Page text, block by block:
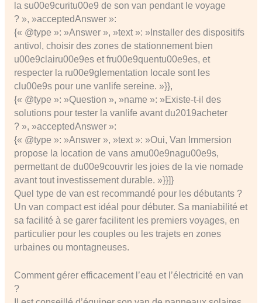
la su00e9curitu00e9 de son van pendant le voyage
? », »acceptedAnswer »:
{« @type »: »Answer », »text »: »Installer des dispositifs
antivol, choisir des zones de stationnement bien
u00e9clairu00e9es et fru00e9quentu00e9es, et
respecter la ru00e9glementation locale sont les
clu00e9s pour une vanlife sereine. »}},
{« @type »: »Question », »name »: »Existe-t-il des
solutions pour tester la vanlife avant du2019acheter
? », »acceptedAnswer »:
{« @type »: »Answer », »text »: »Oui, Van Immersion
propose la location de vans amu00e9nagu00e9s,
permettant de du00e9couvrir les joies de la vie nomade
avant tout investissement durable. »}}]}
Quel type de van est recommandé pour les débutants ?
Un van compact est idéal pour débuter. Sa maniabilité et
sa facilité à se garer facilitent les premiers voyages, en
particulier pour les couples ou les trajets en zones
urbaines ou montagneuses.
Comment gérer efficacement l’eau et l’électricité en van
?